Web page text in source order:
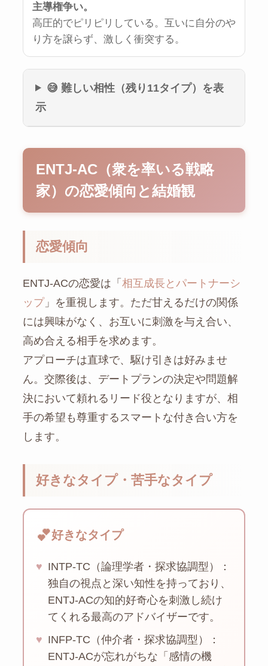
主導権争い。
高圧的でピリピリしている。互いに自分のや
り方を譲らず、激しく衝突する。
😅 難しい相性（残り11タイプ）を表
示
ENTJ-AC（衆を率いる戦略
家）の恋愛傾向と結婚観
恋愛傾向
ENTJ-ACの恋愛は「 相互成長とパートナーシ
ップ」を重視します。ただ甘えるだけの関係
には興味がなく、お互いに刺激を与え合い、
高め合える相手を求めます。
アプローチは直球で、駆け引きは好みませ
ん。交際後は、デートプランの決定や問題解
決において頼れるリード役となりますが、相
手の希望も尊重するスマートな付き合い方を
します。
好きなタイプ・苦手なタイプ
💕好きなタイプ
♥ INTP-TC（論理学者・探求協調型）：
独自の視点と深い知性を持っており、
ENTJ-ACの知的好奇心を刺激し続け
てくれる最高のアドバイザーです。
♥ INFP-TC（仲介者・探求協調型）：
ENTJ-ACが忘れがちな「感情の機